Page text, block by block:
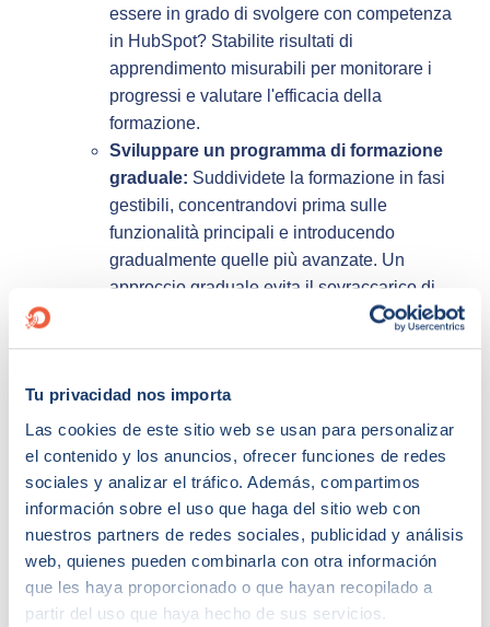
Tu privacidad nos importa
Las cookies de este sitio web se usan para personalizar
el contenido y los anuncios, ofrecer funciones de redes
sociales y analizar el tráfico. Además, compartimos
información sobre el uso que haga del sitio web con
nuestros partners de redes sociales, publicidad y análisis
web, quienes pueden combinarla con otra información
que les haya proporcionado o que hayan recopilado a
partir del uso que haya hecho de sus servicios.
essere in grado di svolgere con competenza
in HubSpot? Stabilite risultati di
apprendimento misurabili per monitorare i
progressi e valutare l'efficacia della
formazione.
Sviluppare un programma di formazione
graduale: Suddividete la formazione in fasi
gestibili, concentrandovi prima sulle
funzionalità principali e introducendo
gradualmente quelle più avanzate. Un
approccio graduale evita il sovraccarico di
informazioni e consente ai membri del team di
Incorporare pratica ed esercizi pratici:
Imparare facendo è fondamentale. Includete
esercizi pratici, simulazioni e scenari reali
nelle vostre sessioni di formazione.
Incoraggiate i membri del team a utilizzare
attivamente HubSpot durante la formazione
per rafforzare l'apprendimento e la fiducia.
Personalizzare i contenuti in base a ruoli e
responsabilità:Adattate i contenuti della